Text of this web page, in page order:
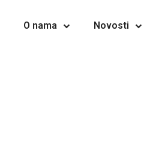
O nama Novosti